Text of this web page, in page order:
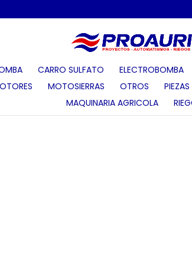
CARRO SULFATO ELECTROBOMBA
MOTOSIERRAS OTROS PIEZAS
MAQUINARIA AGRICOLA